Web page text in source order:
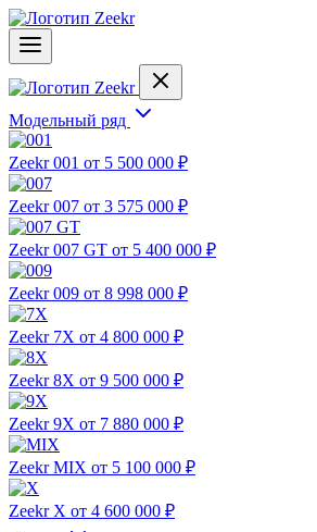
Модельный ряд
Zeekr 001 от 5 500 000 ₽
Zeekr 007 от 3 575 000 ₽
Zeekr 007 GT от 5 400 000 ₽
Zeekr 009 от 8 998 000 ₽
Zeekr 7X от 4 800 000 ₽
Zeekr 8X от 9 500 000 ₽
Zeekr 9X от 7 880 000 ₽
Zeekr MIX от 5 100 000 ₽
Zeekr X от 4 600 000 ₽